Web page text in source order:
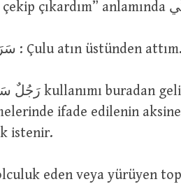
سَرَوْتُ الْجُلَّ عنِ الْفَرَسِ : Çulu atın üstünden attım.
istenir.
eden veya yürüyen